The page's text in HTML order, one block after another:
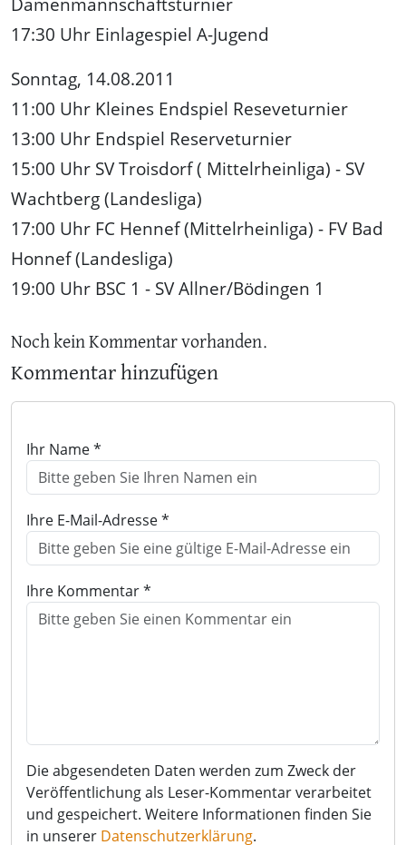
17:30 Uhr Einlagespiel A-Jugend
Sonntag, 14.08.2011
11:00 Uhr Kleines Endspiel Reseveturnier
13:00 Uhr Endspiel Reserveturnier
15:00 Uhr SV Troisdorf ( Mittelrheinliga) - SV
Wachtberg (Landesliga)
17:00 Uhr FC Hennef (Mittelrheinliga) - FV Bad
Honnef (Landesliga)
19:00 Uhr BSC 1 - SV Allner/Bödingen 1
Noch kein Kommentar vorhanden.
Kommentar hinzufügen
Ihr Name *
Ihre E-Mail-Adresse *
Ihre Kommentar *
Die abgesendeten Daten werden zum Zweck der
Veröffentlichung als Leser-Kommentar verarbeitet
und gespeichert. Weitere Informationen finden Sie
in unserer Datenschutzerklärung.